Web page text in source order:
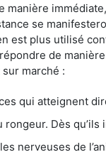
manière
se
est plus utilisé
de
marché :
qui atteignent
rongeur. Dès qu’ils
nerveuses de